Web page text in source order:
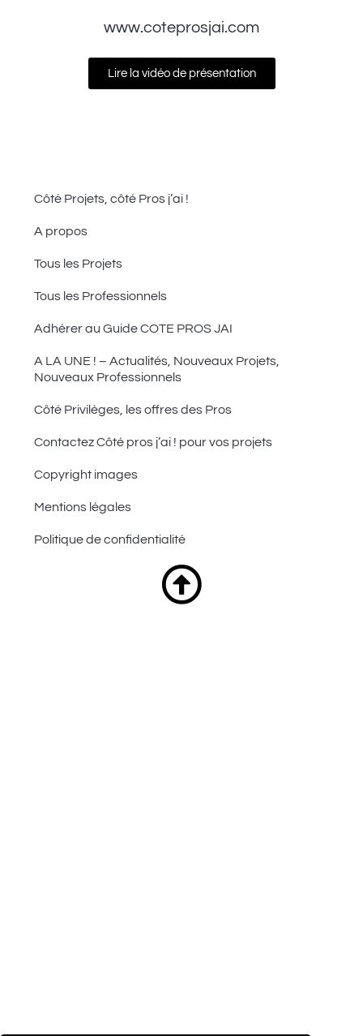
www.coteprosjai.com
Lire la vidéo de présentation
Côté Projets, côté Pros j’ai !
A propos
Tous les Projets
Tous les Professionnels
Adhérer au Guide COTE PROS JAI
A LA UNE ! – Actualités, Nouveaux Projets,
Nouveaux Professionnels
Côté Privilèges, les offres des Pros
Contactez Côté pros j’ai ! pour vos projets
Copyright images
Mentions légales
Politique de confidentialité